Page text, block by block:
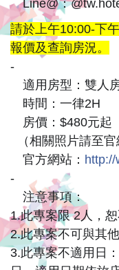
车
站
牌
交
通
方
便,
另
有
🔍Line@：
請於上午10:00-下
報價及查詢房況。
-
💟適用房型：雙人
時間：一律2H
💟房價：$480元起
（相關照片請至
官方網站：
-
注意事項：
1.此專案限 2人，恕
2.此專案不可與其
3.此專案不適用日